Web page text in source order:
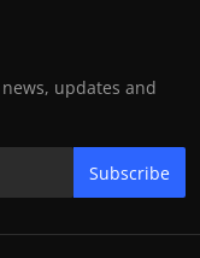
updates and
Subscribe